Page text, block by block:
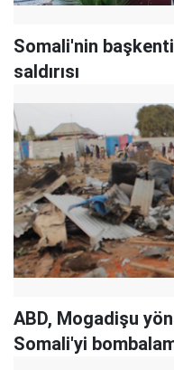
Somali'nin
saldırısı
ABD, Mogadişu
Somali'yi